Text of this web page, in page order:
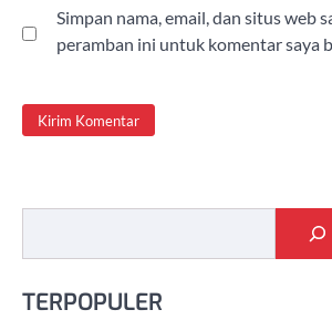
Simpan nama, email, dan situs web
peramban ini untuk komentar saya
TERPOPULER